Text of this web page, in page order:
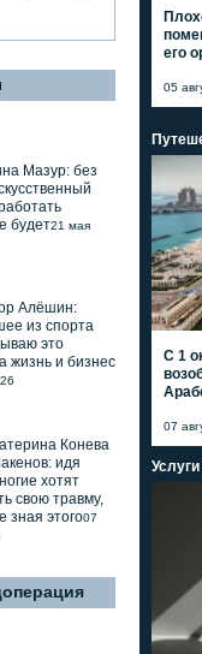
Мазур: без
будет21 мая
Алёшин:
из спорта
это
жизнь и бизнес
Конева
идя
хотят
свою травму,
зная этого07
его
05
С 1
07
Услуги